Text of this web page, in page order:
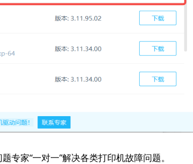
专家“一对一”解决各类打印机故障问题。